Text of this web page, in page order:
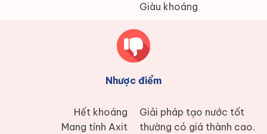
Giàu khoáng
Hết khoáng
Mang tính Axit
Nhược điểm
Giải pháp tạo nước tốt
thường có giá thành cao.